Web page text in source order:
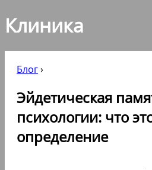
Клиника
Блог›
Эйдетическая
психологии: что
определение